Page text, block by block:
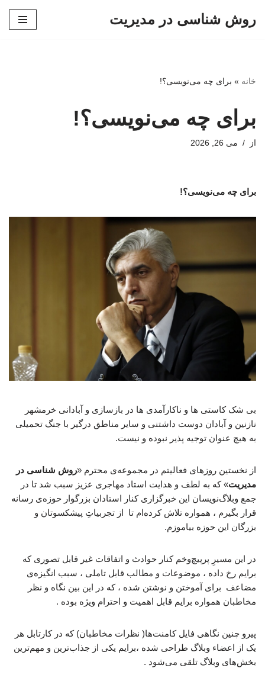
روش شناسی در مدیریت
خانه » برای چه می‌نویسی؟!
برای چه می‌نویسی؟!
از می 26, 2026
برای چه می‌نویسی؟!
بی شک کاستی ها و ناکارآمدی ها در بازسازی و آبادانی خرمشهر
نازنین و آبادان دوست داشتنی و سایر مناطق درگیر با جنگ تحمیلی
به هیچ عنوان توجیه پذیر نبوده و نیست.
از نخستین روزهای فعالیتم در مجموعه‌ی محترم «روش شناسی در
مدیریت» که به لطف و هدایت استاد مهاجری عزیز سبب شد تا در
جمع وبلاگ‌نویسان این خبرگزاری کنار استادان بزرگوار حوزه‌ی رسانه
قرار بگیرم ، همواره تلاش کرده‌ام تا از تجربیاتِ پیشکسوتان و
بزرگان این حوزه بیاموزم.
در این مسیرِ پرپیچ‌وخم کنار حوادث و اتفاقات غیر قابل تصوری که
برایم رخ داده ، موضوعات و مطالب قابل تاملی ، سبب انگیزه‌ی
مضاعف برای آموختن و نوشتن شده ، که در این بین نگاه و نظر
مخاطبان همواره برایم قابل اهمیت و احترام ویژه بوده .
‌پیرو چنین نگاهی فایل کامنت‌ها( نظرات مخاطبان) که در کارتابل هر
یک از اعضاء وبلاگ طراحی شده ،برایم یکی از جذاب‌ترین و مهم‌ترین
بخش‌های وبلاگ تلقی می‌شود .